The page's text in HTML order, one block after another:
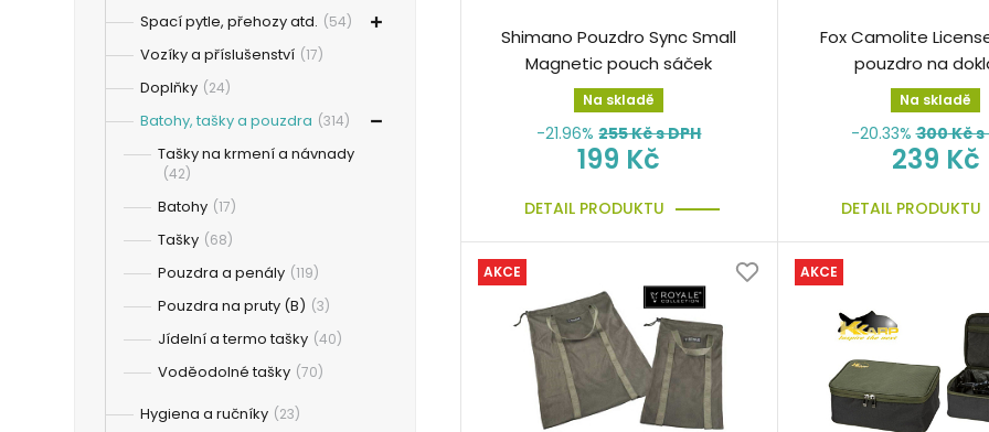
Spací pytle, přehozy atd. (54)
Vozíky a příslušenství (17)
Doplňky (24)
Batohy, tašky a pouzdra (314)
Tašky na krmení a návnady
(42)
Batohy (17)
Tašky (68)
Pouzdra a penály (119)
Pouzdra na pruty (B) (3)
Jídelní a termo tašky (40)
Voděodolné tašky (70)
Hygiena a ručníky (23)
Shimano Pouzdro Sync Small
Magnetic pouch sáček
Na skladě
-21.96% 255Kč s DPH
199 Kč
DETAIL PRODUKTU
Fox Camolite
pouzdro na
Na skladě
-20.33% 300Kč s
239 Kč
DETAIL PRODUKTU
AKCE AKCE